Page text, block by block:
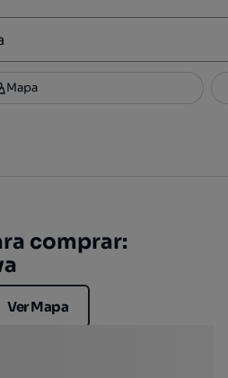
3
Mapa
comprar:
Ver Mapa